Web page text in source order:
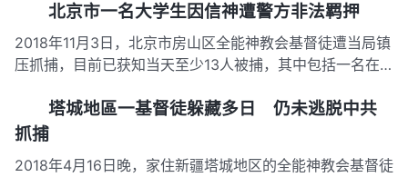
到，警察向李勇盘问道：“你在家信全能神对吧？你还接待
传福音人员是吧？”随后便将李勇强行带回家，又有5名警察
跟进家。…
北京市一名大学生因信神遭警方非法羁押
2018年11月3日，北京市房山区全能神教会基督徒遭当局镇
压抓捕，目前已获知当天至少13人被捕，其中包括一名在
部人士透露，被捕的基督徒此前已被警察跟踪数月。 11月3
日凌晨5点多，在北京市某大学就读的小健（化名，男）被
塔城地區一基督徒躲藏多日 仍未逃脱中共
抓捕
2018年4月16日晚，家住新疆塔城地区的全能神教会基督徒